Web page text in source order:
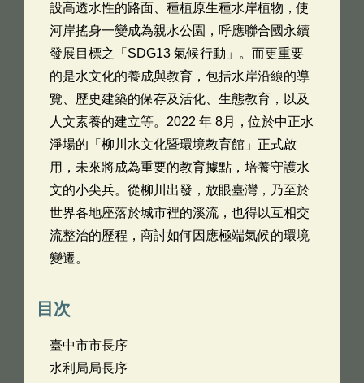
設高透水性的路面、種植原生種水岸植物，使
河岸搖身一變成為親水公園，呼應聯合國永續
發展目標之「SDG13 氣候行動」。而更重要
的是水文化的養成與教育，包括水岸沿線的導
覽、歷史建築的保存及活化、生態教育，以及
人文素養的建立等。2022 年 8月，位於中正水
淨場的「柳川水文化暨環境教育館」正式啟
用，未來將成為重要的教育據點，培養守護水
文的小尖兵。從柳川出發，放眼臺灣，乃至於
世界各地座落於城市裡的溪流，也得以互相交
流整治的歷程，商討如何因應極端氣候的環境
變遷。
目次
臺中市市長序
水利局局長序